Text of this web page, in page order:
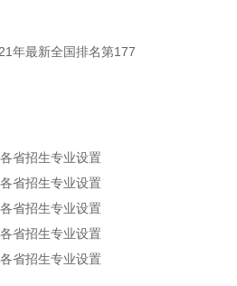
年最新全国排名第177
省招生专业设置
省招生专业设置
省招生专业设置
省招生专业设置
省招生专业设置